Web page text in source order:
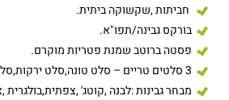
חביתות ,שקשוקה ביתית.
בורקס גבינה/תפו"א.
פסטה ברוטב שמנת פטריות מוקרם.
3 סלטים טריים – סלט טונה,סלט ירקות,סלט יווני.
מבחר גבינות :לבנה ,קוטג' ,צפתית,בולגרית